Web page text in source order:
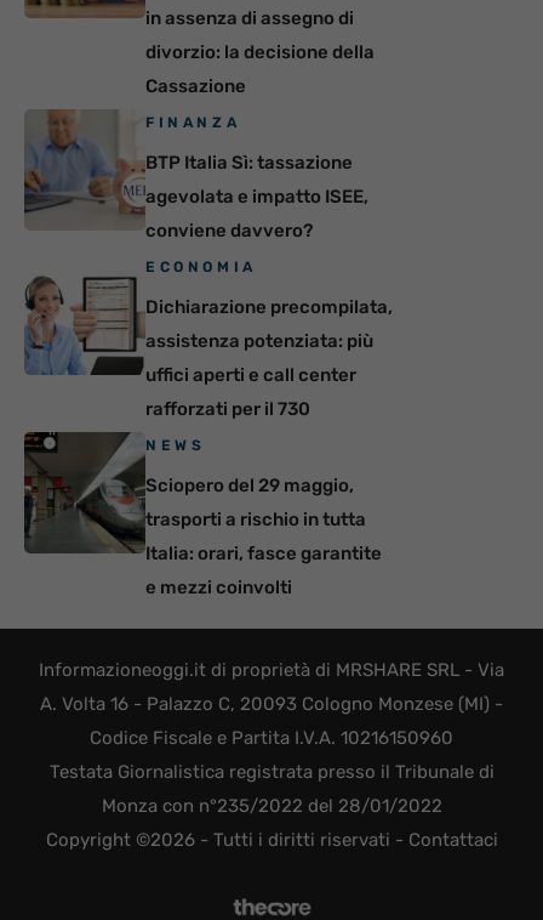
in assenza di assegno di
divorzio: la decisione della
Cassazione
FINANZA
BTP Italia Sì: tassazione
agevolata e impatto ISEE,
conviene davvero?
ECONOMIA
Dichiarazione precompilata,
assistenza potenziata: più
uffici aperti e call center
rafforzati per il 730
NEWS
Sciopero del 29 maggio,
trasporti a rischio in tutta
Italia: orari, fasce garantite
e mezzi coinvolti
Informazioneoggi.it di proprietà di MRSHARE SRL - Via
A. Volta 16 - Palazzo C, 20093 Cologno Monzese (MI) -
Codice Fiscale e Partita I.V.A. 10216150960
Testata Giornalistica registrata presso il Tribunale di
Monza con n°235/2022 del 28/01/2022
Copyright ©2026 - Tutti i diritti riservati - Contattaci